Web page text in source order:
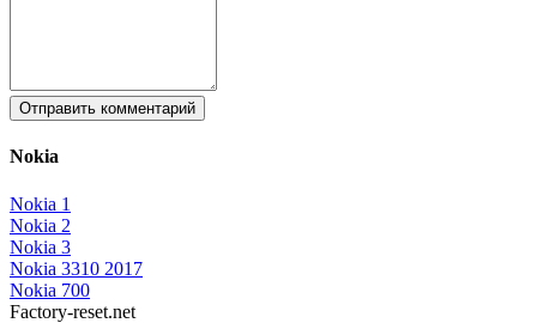
Отправить комментарий
Nokia
Nokia 1
Nokia 2
Nokia 3
Nokia 3310 2017
Nokia 700
Factory-reset.net